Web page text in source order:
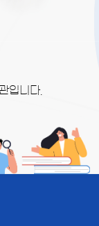
입니다.